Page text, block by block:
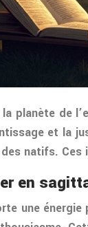
planète de
et la
natifs. Ces
en
une